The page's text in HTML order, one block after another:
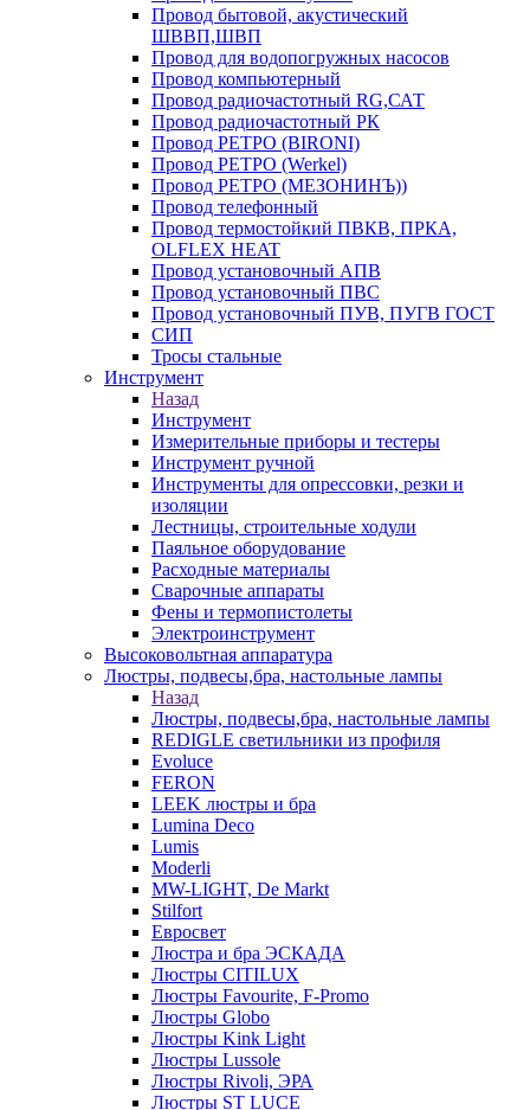
Провод бытовой, акустический
ШВВП,ШВП
Провод для водопогружных насосов
Провод компьютерный
Провод радиочастотный RG,САТ
Провод радиочастотный РК
Провод РЕТРО (BIRONI)
Провод РЕТРО (Werkel)
Провод РЕТРО (МЕЗОНИНЪ))
Провод телефонный
Провод термостойкий ПВКВ, ПРКА,
OLFLEX HEAT
Провод установочный АПВ
Провод установочный ПВС
Провод установочный ПУВ, ПУГВ ГОСТ
СИП
Тросы стальные
Инструмент
Назад
Инструмент
Измерительные приборы и тестеры
Инструмент ручной
Инструменты для опрессовки, резки и
изоляции
Лестницы, строительные ходули
Паяльное оборудование
Расходные материалы
Сварочные аппараты
Фены и термопистолеты
Электроинструмент
Высоковольтная аппаратура
Люстры, подвесы,бра, настольные лампы
Назад
Люстры, подвесы,бра, настольные лампы
REDIGLE светильники из профиля
Evoluce
FERON
LEEK люстры и бра
Lumina Deco
Lumis
Moderli
MW-LIGHT, De Markt
Stilfort
Евросвет
Люстра и бра ЭСКАДА
Люстры CITILUX
Люстры Favourite, F-Promo
Люстры Globo
Люстры Kink Light
Люстры Lussole
Люстры Rivoli, ЭРА
Люстры ST LUCE